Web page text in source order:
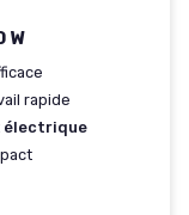
W
rapide
électrique